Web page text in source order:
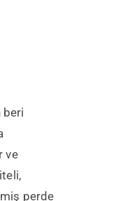
beri
ve
perde